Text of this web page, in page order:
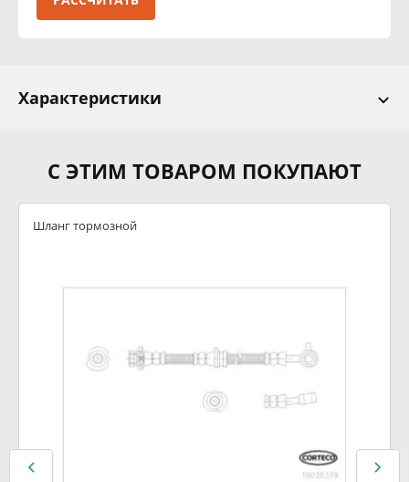
Характеристики
С ЭТИМ ТОВАРОМ ПОКУПАЮТ
Шланг тормозной